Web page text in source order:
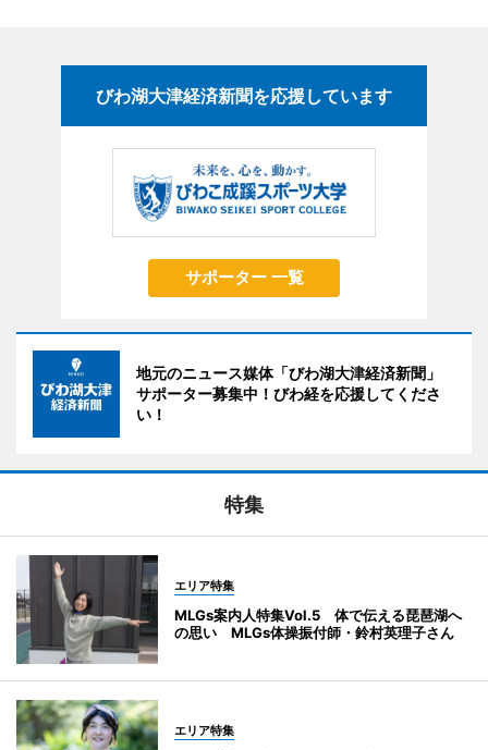
びわ湖大津経済新聞を応援しています
サポーター 一覧
地元のニュース媒体「びわ湖大津経済新聞」
サポーター募集中！びわ経を応援してくださ
い！
特集
エリア特集
MLGs案内人特集Vol.5 体で伝える琵琶湖へ
の思い MLGs体操振付師・鈴村英理子さん
エリア特集